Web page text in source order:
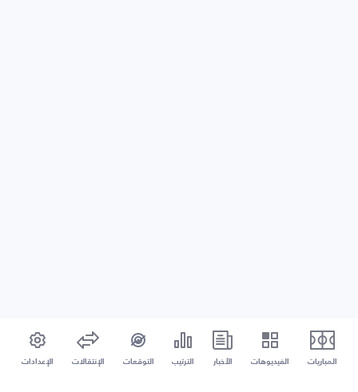
المباريات الفيديوهات الأخبار الترتيب التوقعات الإنتقالات الإعدادات